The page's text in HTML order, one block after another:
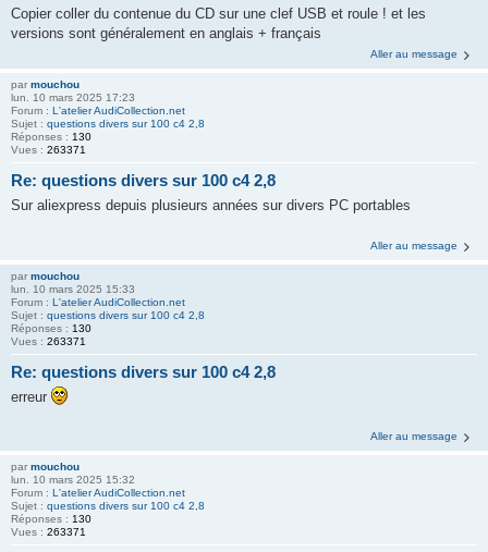
Copier coller du contenue du CD sur une clef USB et roule ! et les
versions sont généralement en anglais + français
Aller au message
par mouchou
lun. 10 mars 2025 17:23
Forum : L'atelier AudiCollection.net
Sujet : questions divers sur 100 c4 2,8
Réponses : 130
Vues : 263371
Re: questions divers sur 100 c4 2,8
Sur aliexpress depuis plusieurs années sur divers PC portables
Aller au message
par mouchou
lun. 10 mars 2025 15:33
Forum : L'atelier AudiCollection.net
Sujet : questions divers sur 100 c4 2,8
Réponses : 130
Vues : 263371
Re: questions divers sur 100 c4 2,8
erreur
Aller au message
par mouchou
lun. 10 mars 2025 15:32
Forum : L'atelier AudiCollection.net
Sujet : questions divers sur 100 c4 2,8
Réponses : 130
Vues : 263371